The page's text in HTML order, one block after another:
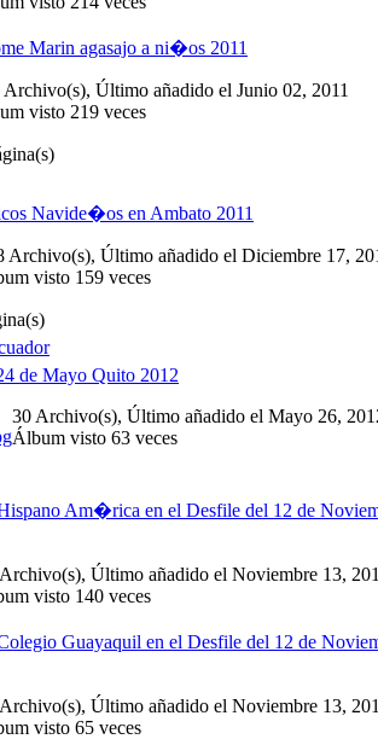
Marin agasajo a ni�os 2011
Archivo(s), Último añadido el Junio 02, 2011
visto 219 veces
Navide�os en Ambato 2011
Archivo(s), Último añadido el Diciembre 17,
visto 159 veces
de Mayo Quito 2012
30 Archivo(s), Último añadido el Mayo 26,
Álbum visto 63 veces
Am�rica en el Desfile del 12 de
Último añadido el Noviembre 13,
visto 140 veces
Guayaquil en el Desfile del 12 de
Último añadido el Noviembre 13,
visto 65 veces